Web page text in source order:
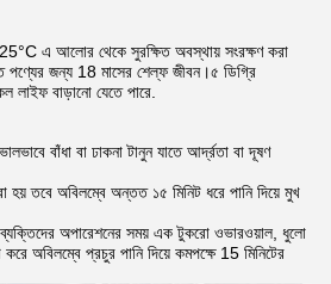
এ আলোর থেকে সুরক্ষিত অবস্থায় সংরক্ষণ করা
পণ্যের জন্য 18 মাসের শেল্ফ জীবন।৫ ডিগ্রি
লাইফ বাড়ানো যেতে পারে.
বাঁধা বা ঢাকনা টানুন যাতে আর্দ্রতা বা দূষণ
হয় তবে অবিলম্বে অন্তত ১৫ মিনিট ধরে পানি দিয়ে মুখ
অপারেশনের সময় এক টুকরো ওভারওয়াল, ধুলো
অবিলম্বে প্রচুর পানি দিয়ে কমপক্ষে 15 মিনিটের